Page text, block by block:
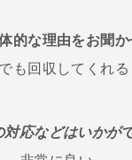
的な理由をお聞か
も回収してくれる
応などはいかが